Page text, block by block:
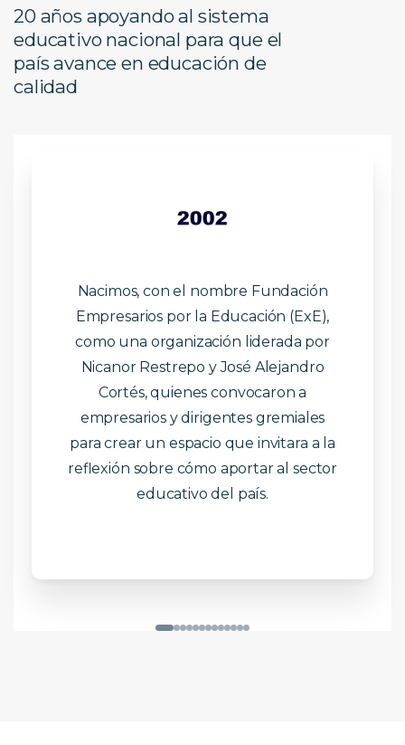
20 años apoyando al sistema
educativo nacional para que el
país avance en educación de
calidad
Nacimos, con el nombre Fundación
Empresarios por la Educación (ExE),
como una organización liderada por
Nicanor Restrepo y José Alejandro
Cortés, quienes convocaron a
empresarios y dirigentes gremiales
para crear un espacio que invitara a la
reflexión sobre cómo aportar al sector
educativo del país.